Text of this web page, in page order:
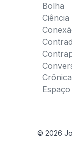
Bolha
Ciência
Espaço
© 2026